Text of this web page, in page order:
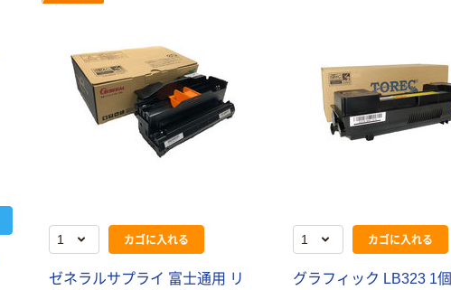
カゴに入れる
ゼネラルサプライ 富士通用 リ
カゴに入れる
グラフィック LB323 1個